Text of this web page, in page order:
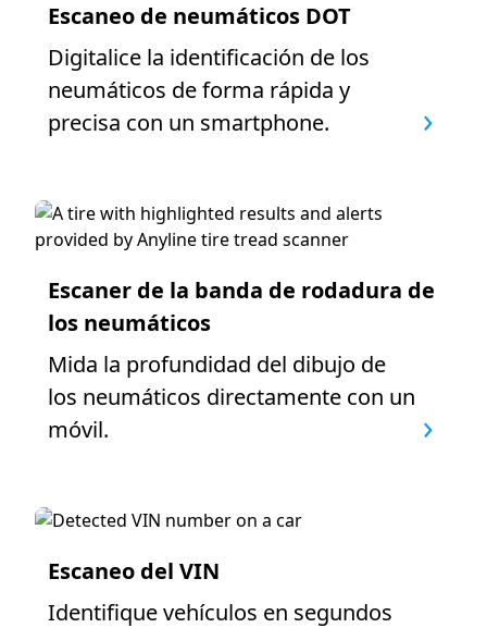
Escaneo de neumáticos DOT
Digitalice la identificación de los
neumáticos de forma rápida y
precisa con un smartphone.
Escaner de la banda de rodadura de
los neumáticos
Mida la profundidad del dibujo de
los neumáticos directamente con un
móvil.
Escaneo del VIN
Identifique vehículos en segundos